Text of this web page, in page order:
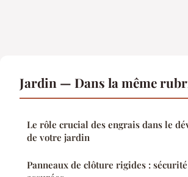
Jardin — Dans la même
Le rôle crucial des engrais dans le
de votre jardin
Panneaux de clôture rigides :